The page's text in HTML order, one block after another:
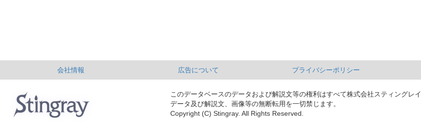
会社情報 広告について プライバシーポリシー
このデータベースのデータおよび解説文等の権利はすべて株式会社スティングレ
データ及び解説文、画像等の無断転用を一切禁じます。
Copyright (C) Stingray. All Rights Reserved.